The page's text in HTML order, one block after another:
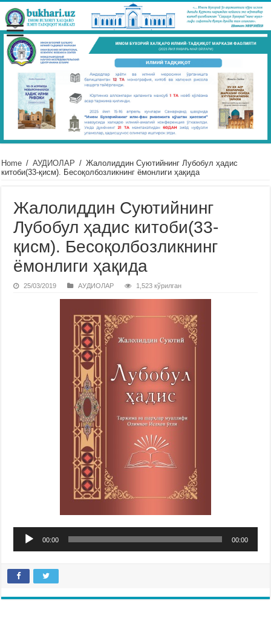
Home / АУДИОЛАР / Жалолиддин Суютийнинг Лубобул ҳадис
китоби(33-қисм). Бесоқолбозликнинг ёмонлиги ҳақида
Жалолиддин Суютийнинг
Лубобул ҳадис китоби(33-
қисм). Бесоқолбозликнинг
ёмонлиги ҳақида
25/03/2019 АУДИОЛАР 1,523 кўрилган
Audio
Pleyer
00:00 00:00